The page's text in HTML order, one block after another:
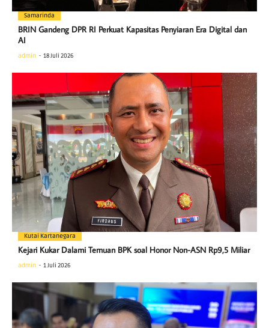
Samarinda
BRIN Gandeng DPR RI Perkuat Kapasitas Penyiaran Era Digital dan
AI
admin 18 Juli 2026
Kutai Kartanegara
Kejari Kukar Dalami Temuan BPK soal Honor Non-ASN Rp9,5 Miliar
admin 1 Juli 2026